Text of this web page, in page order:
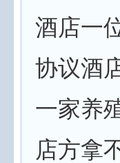
酒店一
协议酒
一家养
店方拿